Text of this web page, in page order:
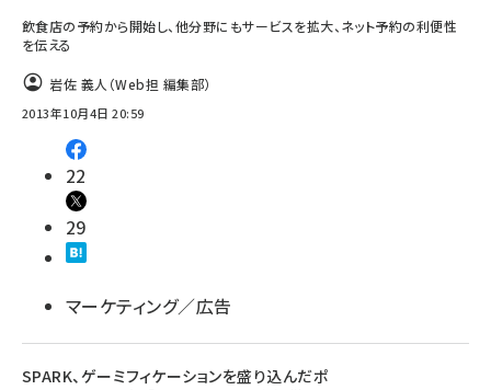
飲食店の予約から開始し、他分野にもサービスを拡大、ネット予約の利便性
を伝える
岩佐 義人（Web担 編集部）
2013年10月4日 20:59
22
29
マーケティング／広告
SPARK、ゲーミフィケーションを盛り込んだポ